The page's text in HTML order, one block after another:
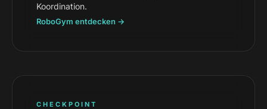
Koordination.
RoboGym entdecken →
CHECKPOINT